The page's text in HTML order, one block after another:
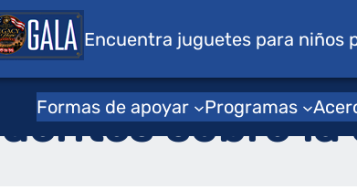
niños
Encuentra juguetes para niños
Formas de apoyar Programas
sobre